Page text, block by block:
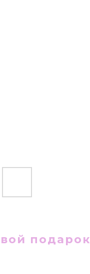
подарок